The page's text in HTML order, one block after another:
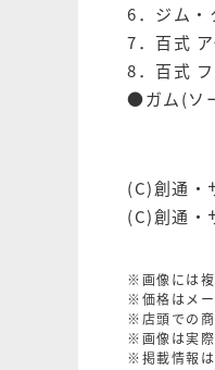
6．ジム・
7．百式
8．百式
●ガム(ソ
(C)創通・
(C)創通・
※画像には複
※価格はメー
※店頭での商
※画像は実際
※掲載情報は